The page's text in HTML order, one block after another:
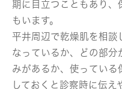
期に目立つこともあり、
もいます。
平井周辺で乾燥肌を相談
なっているか、どの部分
みがあるか、使っている
しておくと診察時に伝え